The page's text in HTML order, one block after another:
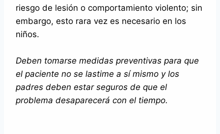
riesgo de lesión o comportamiento violento; sin
embargo, esto rara vez es necesario en los
niños.
Deben tomarse medidas preventivas para que
el paciente no se lastime a sí mismo y los
padres deben estar seguros de que el
problema desaparecerá con el tiempo.